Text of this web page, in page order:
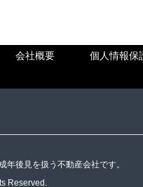
会社概要 個人情報保
後見を扱う不動産会社です。
Reserved.